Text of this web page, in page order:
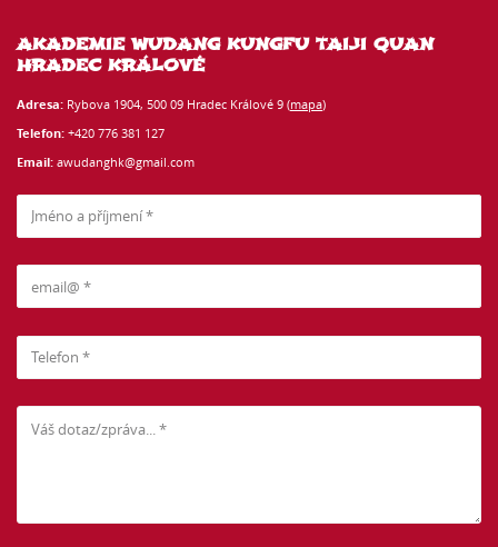
AKADEMIE WUDANG KUNGFU TAIJI QUAN
HRADEC KRÁLOVÉ
Adresa: Rybova 1904, 500 09 Hradec Králové 9 (mapa)
Telefon: +420 776 381 127
Email: awudanghk@gmail.com